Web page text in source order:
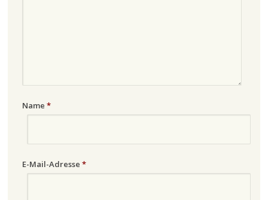
Name *
E-Mail-Adresse *